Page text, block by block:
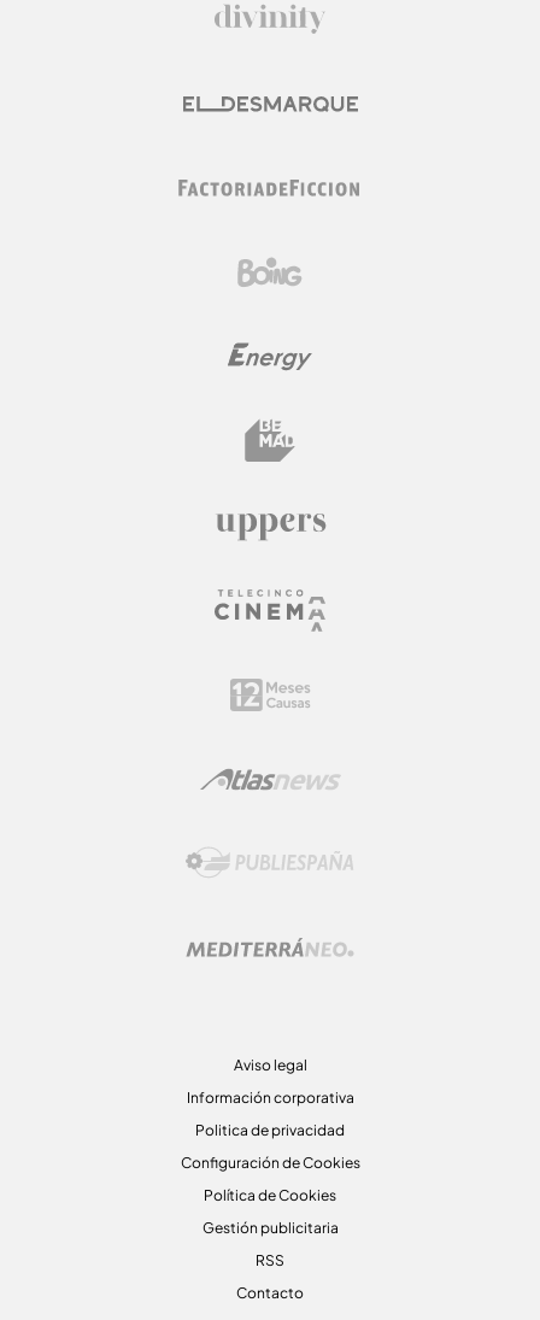
Aviso legal
Información corporativa
Politica de privacidad
Configuración de Cookies
Política de Cookies
Gestión publicitaria
RSS
Contacto